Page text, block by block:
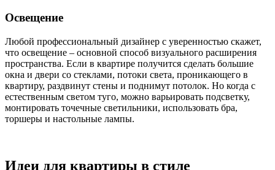
Освещение
Любой профессиональный дизайнер с уверенностью скажет,
что освещение – основной способ визуального расширения
пространства. Если в квартире получится сделать большие
окна и двери со стеклами, потоки света, проникающего в
квартиру, раздвинут стены и поднимут потолок. Но когда с
естественным светом туго, можно варьировать подсветку,
монтировать точечные светильники, использовать бра,
торшеры и настольные лампы.
Идеи для квартиры в стиле